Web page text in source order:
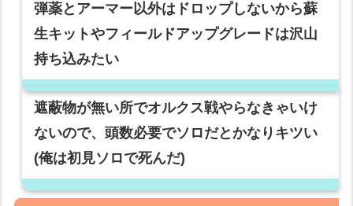
弾薬とアーマー以外はドロップしないから蘇
生キットやフィールドアップグレードは沢山
持ち込みたい
遮蔽物が無い所でオルクス戦やらなきゃいけ
ないので、頭数必要でソロだとかなりキツい
(俺は初見ソロで死んだ)